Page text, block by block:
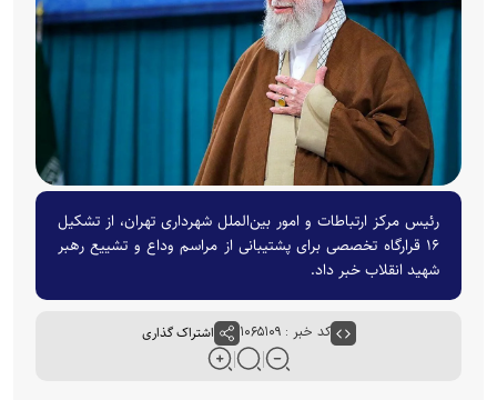
رئیس مرکز ارتباطات و امور بین‌الملل شهرداری تهران، از تشکیل
۱۶ قرارگاه تخصصی برای پشتیبانی از مراسم وداع و تشییع رهبر
شهید انقلاب خبر داد.
کد خبر : ۱۰۶۵۱۰۹ اشتراک گذاری